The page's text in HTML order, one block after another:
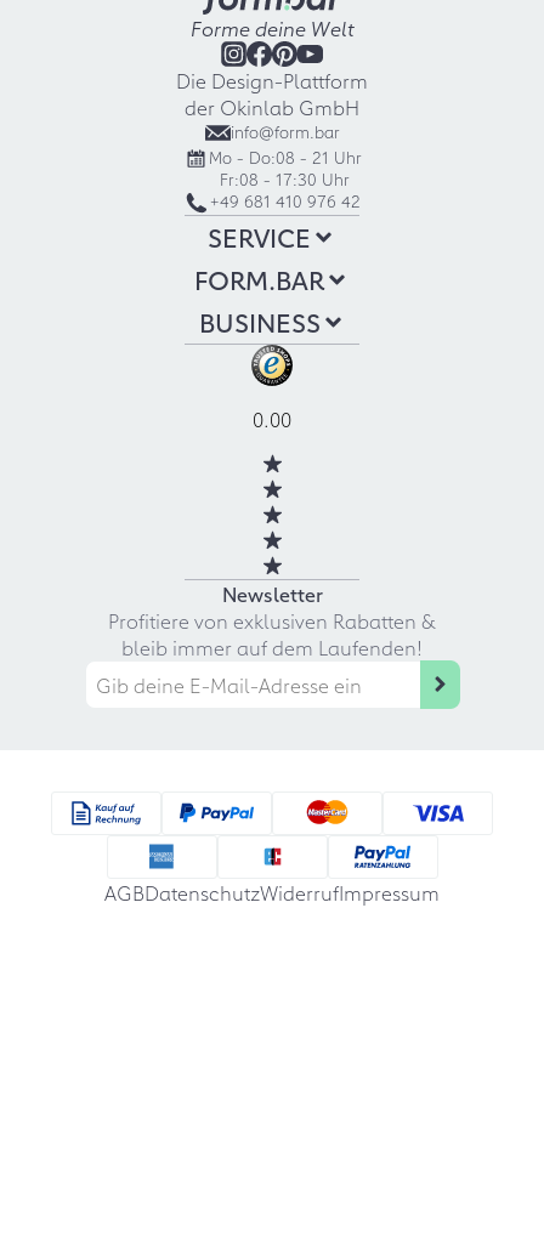
Forme deine Welt
Die Design-Plattform
der Okinlab GmbH
info@form.bar
Mo - Do:08 - 21 Uhr
Fr:08 - 17:30 Uhr
+49 681 410 976 42
SERVICE
FORM.BAR
BUSINESS
0.00
Newsletter
Profitiere von exklusiven Rabatten &
bleib immer auf dem Laufenden!
AGBDatenschutzWiderrufImpressum